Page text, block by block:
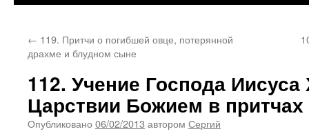
← 119. Притчи о погибшей овце, потерянной
драхме и блудном сыне
112. Учение Господа Иисуса
Царствии Божием в притчах
Опубликовано 06/02/2013 автором Сергий